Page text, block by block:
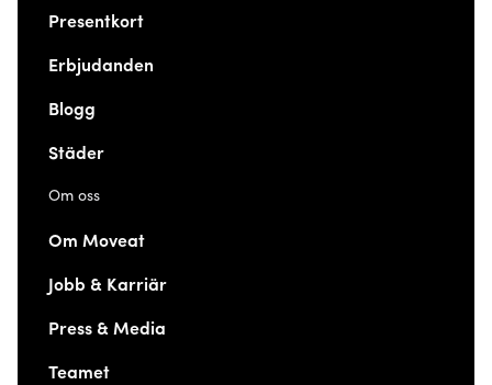
Presentkort
Erbjudanden
Blogg
Städer
Om oss
Om Moveat
Jobb & Karriär
Press & Media
Teamet